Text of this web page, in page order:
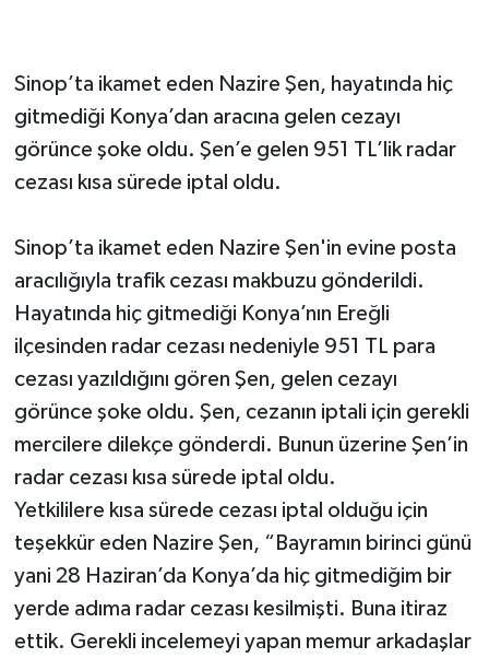
Sinop’ta ikamet eden Nazire Şen, hayatında hiç
gitmediği Konya’dan aracına gelen cezayı
görünce şoke oldu. Şen’e gelen 951 TL’lik radar
cezası kısa sürede iptal oldu.
Sinop’ta ikamet eden Nazire Şen'in evine posta
aracılığıyla trafik cezası makbuzu gönderildi.
Hayatında hiç gitmediği Konya’nın Ereğli
ilçesinden radar cezası nedeniyle 951 TL para
cezası yazıldığını gören Şen, gelen cezayı
görünce şoke oldu. Şen, cezanın iptali için gerekli
mercilere dilekçe gönderdi. Bunun üzerine Şen’in
radar cezası kısa sürede iptal oldu.
Yetkililere kısa sürede cezası iptal olduğu için
teşekkür eden Nazire Şen, “Bayramın birinci günü
yani 28 Haziran’da Konya’da hiç gitmediğim bir
yerde adıma radar cezası kesilmişti. Buna itiraz
ettik. Gerekli incelemeyi yapan memur arkadaşlar